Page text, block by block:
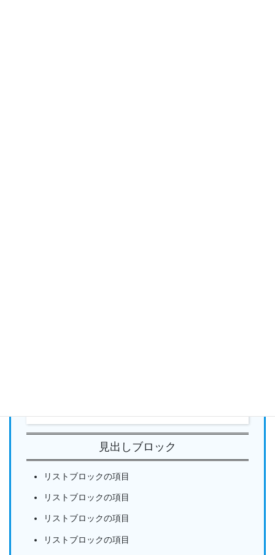
見出しブロック
リストブロックの項目
リストブロックの項目
リストブロックの項目
リストブロックの項目